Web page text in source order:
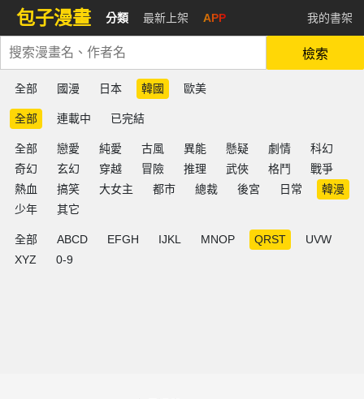
包子漫畫 分類 最新上架 APP 我的書架
檢索
全部 國漫 日本 韓國 歐美
全部 連載中 已完結
全部 戀愛 純愛 古風 異能 懸疑 劇情
科幻
奇幻
玄幻 穿越 冒險 推理 武俠 格鬥
戰爭
熱血
搞笑 大女主 都市 總裁 後宮 日常
韓漫
少年
其它
全部 ABCD EFGH IJKL MNOP QRST
UVW
XYZ
0-9